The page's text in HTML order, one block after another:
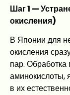
Шаг 1 —
окисления)
В Японии для
окисления
пар. Обработка
аминокислоты,
в их